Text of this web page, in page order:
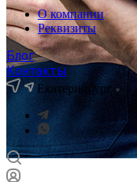
О компании
Реквизиты
Блог
Контакты
Екатеринбург